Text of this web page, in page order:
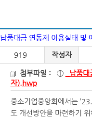
납품대금 연동제 이용실태 및
919 작성자
첨부파일 : ① _납품
자).hwp
중소기업중앙회에서는
도 개선방안을 마련하기